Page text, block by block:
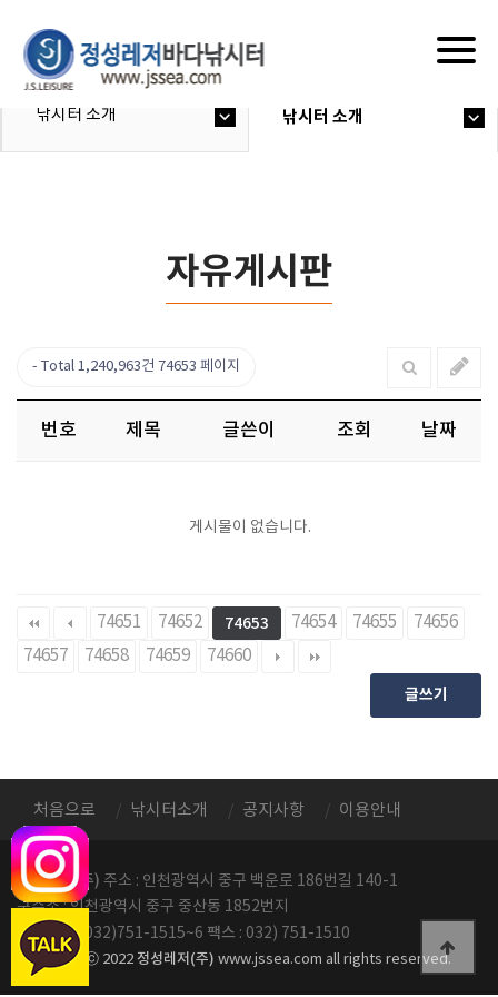
낚시터 소개 낚시터 소개
자유게시판
Total 1,240,963건 74653 페이지
번호 제목 글쓴이 조회 날짜
게시물이 없습니다.
74651 74652 74653 74654 74655
74656
74657
74658 74659 74660
글쓰기
처음으로 낚시터소개 공지사항 이용안내
정성레저(주) 주소 : 인천광역시 중구 백운로 186번길 140-1
구주소 : 인천광역시 중구 중산동 1852번지
전화번호: 032)751-1515~6 팩스 : 032) 751-1510
copyright ⓒ 2022 정성레저(주) www.jssea.com all rights reserved.